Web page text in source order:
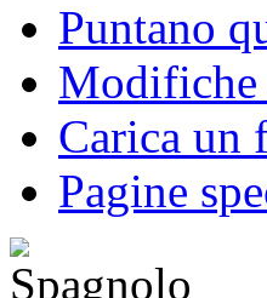
Puntano
Modifiche
Carica un
Pagine